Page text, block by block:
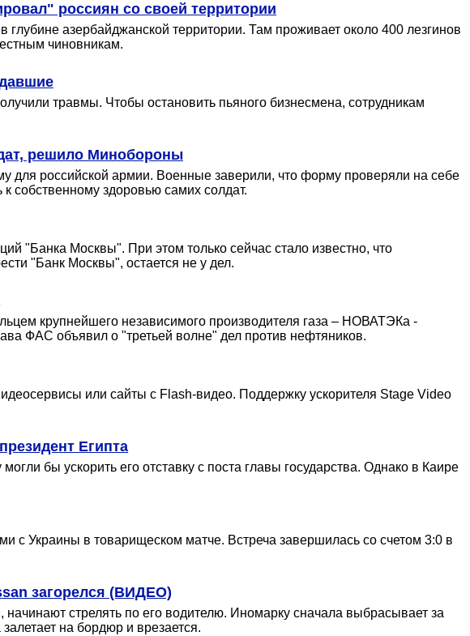
россиян со своей территории
азербайджанской территории. Там проживает около 400 лезгинов
чиновникам.
травмы. Чтобы остановить пьяного бизнесмена, сотрудникам
решило Минобороны
для российской армии. Военные заверили, что форму проверяли на себе
собственному здоровью самих солдат.
"Банка Москвы". При этом только сейчас стало известно, что
"Банк Москвы", остается не у дел.
крупнейшего независимого производителя газа – НОВАТЭКа -
ФАС объявил о "третьей волне" дел против нефтяников.
или сайты с Flash-видео. Поддержку ускорителя Stage Video
Египта
бы ускорить его отставку с поста главы государства. Однако в Каире
с Украины в товарищеском матче. Встреча завершилась со счетом 3:0 в
загорелся (ВИДЕО)
стрелять по его водителю. Иномарку сначала выбрасывает за
на бордюр и врезается.